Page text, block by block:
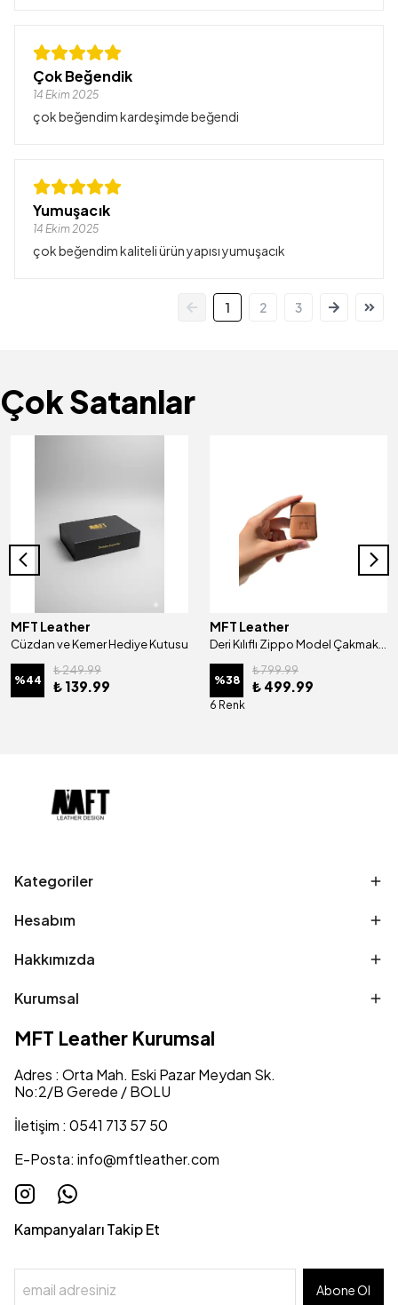
Çok Beğendik
14 Ekim 2025
çok beğendim kardeşimde beğendi
Yumuşacık
14 Ekim 2025
çok beğendim kaliteli ürün yapısı yumuşacık
1 2 3
Çok Satanlar
MFT Leather
Cüzdan ve Kemer Hediye Kutusu
%44
₺ 249.99
₺ 139.99
MFT Leather
%38
₺ 799.99
₺ 499.99
6 Renk
Kategoriler
Hesabım
Hakkımızda
Kurumsal
MFT Leather Kurumsal
Adres : Orta Mah. Eski Pazar Meydan Sk.
No:2/B Gerede / BOLU
İletişim : 0541 713 57 50
E-Posta: info@mftleather.com
Kampanyaları Takip Et
Abone Ol